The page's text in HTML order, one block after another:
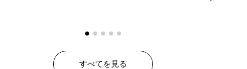
すべてを見る